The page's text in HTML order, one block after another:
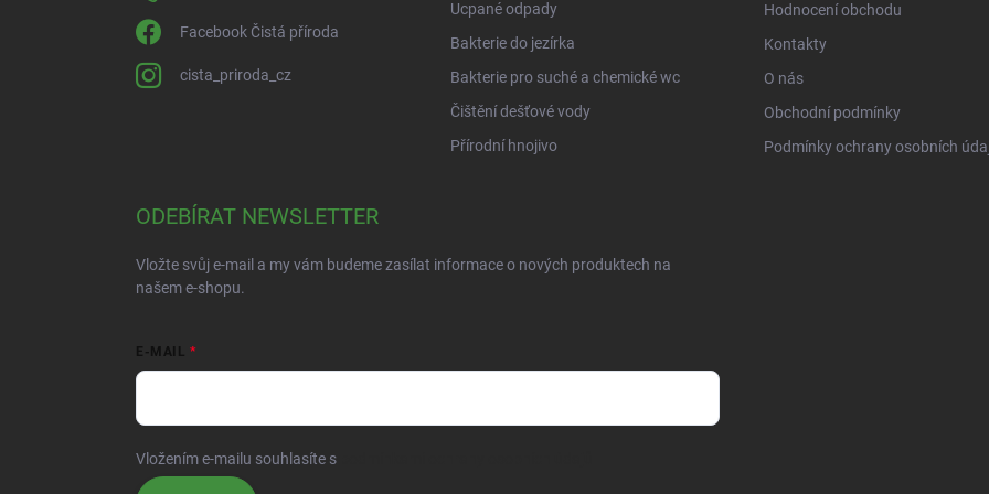
Facebook Čistá příroda
cista_priroda_cz
Ucpané odpady
Bakterie do jezírka
Bakterie pro suché a chemické wc
Čištění dešťové vody
Přírodní hnojivo
Hodnocení obchodu
Kontakty
O nás
Obchodní podmínky
Podmínky ochrany osobních
ODEBÍRAT NEWSLETTER
Vložte svůj e-mail a my vám budeme zasílat informace o nových produktech na
našem e-shopu.
E-MAIL
Vložením e-mailu souhlasíte s